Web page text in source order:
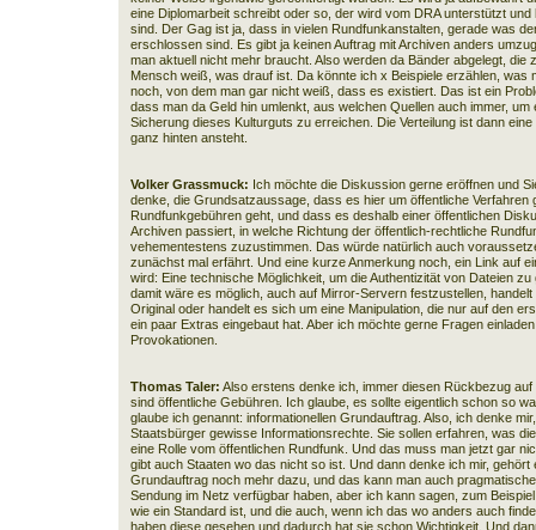
eine Diplomarbeit schreibt oder so, der wird vom DRA unterstützt
sind. Der Gag ist ja, dass in vielen Rundfunkanstalten, gerade was
erschlossen sind. Es gibt ja keinen Auftrag mit Archiven anders
man aktuell nicht mehr braucht. Also werden da Bänder abgelegt, die
Mensch weiß, was drauf ist. Da könnte ich x Beispiele erzählen, was
noch, von dem man gar nicht weiß, dass es existiert. Das ist ein
dass man da Geld hin umlenkt, aus welchen Quellen auch immer,
Sicherung dieses Kulturguts zu erreichen. Die Verteilung ist dann
ganz hinten ansteht.
Volker Grassmuck: Ich möchte die Diskussion gerne eröffnen und
denke, die Grundsatzaussage, dass es hier um öffentliche Verfahren
Rundfunkgebühren geht, und dass es deshalb einer öffentlichen
Archiven passiert, in welche Richtung der öffentlich-rechtliche
vehementestens zuzustimmen. Das würde natürlich auch
zunächst mal erfährt. Und eine kurze Anmerkung noch, ein Link auf
wird: Eine technische Möglichkeit, um die Authentizität von Dateien
damit wäre es möglich, auch auf Mirror-Servern festzustellen,
Original oder handelt es sich um eine Manipulation, die nur auf den
ein paar Extras eingebaut hat. Aber ich möchte gerne Fragen
Provokationen.
Thomas Taler: Also erstens denke ich, immer diesen Rückbezug
sind öffentliche Gebühren. Ich glaube, es sollte eigentlich schon so
glaube ich genannt: informationellen Grundauftrag. Also, ich denke
Staatsbürger gewisse Informationsrechte. Sie sollen erfahren, was
eine Rolle vom öffentlichen Rundfunk. Und das muss man jetzt gar
gibt auch Staaten wo das nicht so ist. Und dann denke ich mir, gehört
Grundauftrag noch mehr dazu, und das kann man auch
Sendung im Netz verfügbar haben, aber ich kann sagen, zum
wie ein Standard ist, und die auch, wenn ich das wo anders auch
haben diese gesehen und dadurch hat sie schon Wichtigkeit. Und